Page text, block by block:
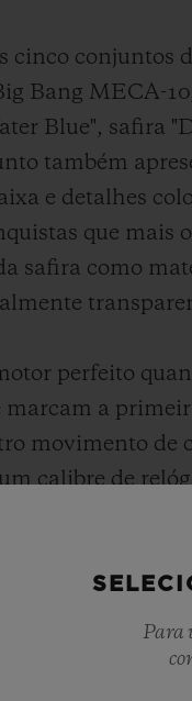
cinco conjuntos
Bang MECA-
Blue", safira
também
e detalhes
que
safira como
perfeito
a
movimento de
calibre de
configuração.
sistema de
linear engatada
em um único
Anniversary
Para